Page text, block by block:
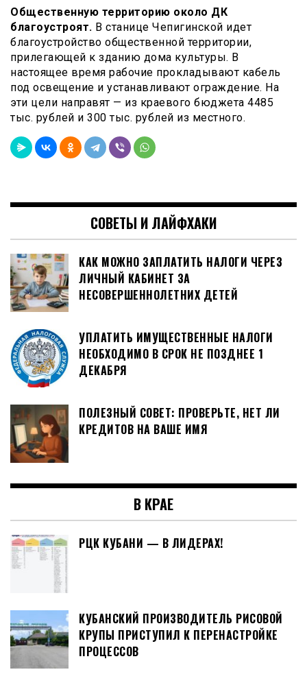
Общественную территорию около ДК
благоустроят. В станице Чепигинской идет
благоустройство общественной территории,
прилегающей к зданию дома культуры. В
настоящее время рабочие прокладывают кабель
под освещение и устанавливают ограждение. На
эти цели направят — из краевого бюджета 4485
тыс. рублей и 300 тыс. рублей из местного.
СОВЕТЫ И ЛАЙФХАКИ
КАК МОЖНО ЗАПЛАТИТЬ НАЛОГИ ЧЕРЕЗ
ЛИЧНЫЙ КАБИНЕТ ЗА
НЕСОВЕРШЕННОЛЕТНИХ ДЕТЕЙ
УПЛАТИТЬ ИМУЩЕСТВЕННЫЕ НАЛОГИ
НЕОБХОДИМО В СРОК НЕ ПОЗДНЕЕ 1
ДЕКАБРЯ
ПОЛЕЗНЫЙ СОВЕТ: ПРОВЕРЬТЕ, НЕТ ЛИ
КРЕДИТОВ НА ВАШЕ ИМЯ
В КРАЕ
РЦК КУБАНИ — В ЛИДЕРАХ!
КУБАНСКИЙ ПРОИЗВОДИТЕЛЬ РИСОВОЙ
КРУПЫ ПРИСТУПИЛ К ПЕРЕНАСТРОЙКЕ
ПРОЦЕССОВ